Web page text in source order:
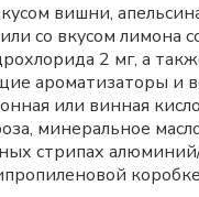
вишни,
со вкусом лимона
2 мг, а
ароматизаторы и
или винная
минеральное
стрипах